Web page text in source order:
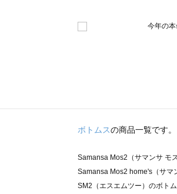
ボトムスの商品一覧です。
Samansa Mos2（サマンサ モ
Samansa Mos2 home's（サマ
SM2（エスエムツー）のボト